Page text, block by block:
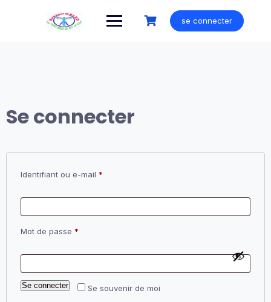
se connecter
Se connecter
Identifiant ou e-mail *
Mot de passe *
Se souvenir de moi
Se connecter